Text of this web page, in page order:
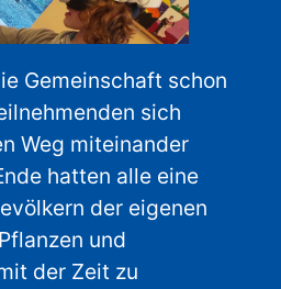
Gemeinschaft schon
sich
Weg miteinander
hatten alle eine
der eigenen
und
der Zeit zu